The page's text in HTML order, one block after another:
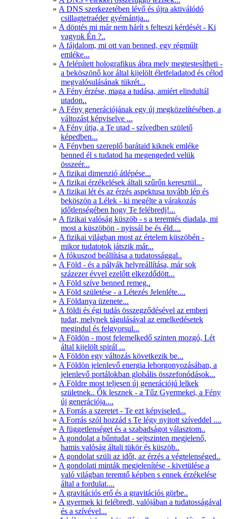
A DNS szerkezetében lévő és újra aktiválódó
csillagtetraéder gyémántja...
A döntés mi már nem hárít s felteszi kérdését - Ki
vagyok Én ?..
A fájdalom, mi ott van benned, egy régmúlt
emléke...
A felépített holografikus ábra mely megtestesítheti -
a beköszönő kor által kijelölt életfeladatod és célod
megvalósulásának tükrét...
A Fény érzése, maga a tudása, amiért elindultál
utadon..
A Fény generációjának egy új megközelítésében, a
változást képviselve ...
A Fény útja, a Te utad - szívedben születő
képedben...
A Fényben szereplő barátaid kiknek emléke
benned él s tudatod ha megengeded velük
összeér...
A fizikai dimenzió átlépése...
A fizikai érzékelések általi szűrőn keresztül...
A fizikai lét és az érzés aspektusa tovább lép és
beköszön a Lélek - ki megélte a várakozás
időtlenségében hogy Te felébredj!...
A fizikai valóság küszöb - s a teremtés diadala, mi
most a küszöbön - nyissál be és éld....
A fizikai világban most az értelem küszöbén -
mikor tudatotok játszik már...
A fókuszod beállítása a tudatossággal..
A Föld - és a pályák helyreállítása, már sok
százezer évvel ezelőtt elkezdődött...
A Föld szíve benned remeg..
A Föld születése - a Létezés Jelenléte....
A Földanya üzenete...
A földi és égi tudás összegződésével az emberi
tudat, melynek tágulásával az emelkedésetek
megindul és felgyorsul...
A Földön - most felemelkedő szinten mozgó, Lét
által kijelölt spirál ...
A Földön egy változás következik be...
A Földön jelenlevő energia lehorgonyozásában, a
jelenlevő portálokban globális összefonódások...
A Földre most teljesen új generációjú lelkek
születnek.. Ők lesznek - a Tűz Gyermekei, a Fény
új generációja....
A Forrás a szeretet - Te ezt képviseled...
A Forrás szól hozzád s Te légy nyitott szíveddel ....
A függetlenséget és a szabadságot választom..
A gondolat a bűntudat - sejtszinten megjelenő,
hamis valóság általi tükör és küszöb..
A gondolat szüli az időt, az érzés a végtelenséged..
A gondolati minták megjelenítése - kivetülése a
való világban teremtő képben s ennek érzékelése
által a fordulat....
A gravitációs erő és a gravitációs görbe..
A gyermek ki felébredt, valójában a tudatosságával
és a szívével...